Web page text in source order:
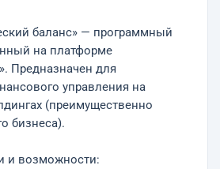
баланс» — программный
на платформе
Предназначен для
управления на
(преимущественно
бизнеса).
и возможности: